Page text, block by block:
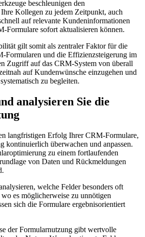
beschleunigen den
Kollegen zu jedem Zeitpunkt, auch
auf relevante Kundeninformationen
Formulare sofort aktualisieren können.
gilt somit als zentraler Faktor für die
Formularen und die Effizienzsteigerung im
Zugriff auf das CRM-System von überall
auf Kundenwünsche einzugehen und
zu begleiten.
analysieren Sie die
langfristigen Erfolg Ihrer CRM-Formulare,
kontinuierlich überwachen und anpassen.
zu einem fortlaufenden
von Daten und Rückmeldungen
welche Felder besonders oft
es möglicherweise zu unnötigen
sich die Formulare ergebnisorientiert
der Formularnutzung gibt wertvolle